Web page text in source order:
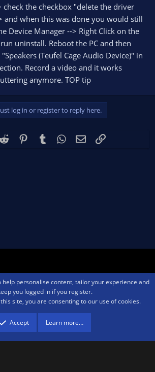
check the checkbox "delete the driver
and when this was done you would still
Device Manager --> Right Click on the
uninstall. Reboot the PC and then
(Teufel Cage Audio Device)" in
Record a video and it works
anymore. TOP tip
log in or register to reply here.
Reddit PinterestTumblr WhatsApp
EmailLink
rules Privacy policy Help Home
R
® © 2010-2026 XenForo Ltd.We are a
to provide a means for sites to earn advertising
to amazon.com.
help personalise content, tailor your experience and
you logged in if you register.
site, you are consenting to our use of cookies.
Accept Learn more…